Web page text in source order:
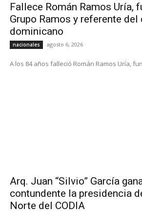
Fallece Román Ramos Uría,
Grupo Ramos y referente
dominicano
nacionales agosto 6, 2026
A los 84 años falleció Román Ramos Uría,
Arq. Juan “Silvio” García
contundente la presidencia
Norte del CODIA